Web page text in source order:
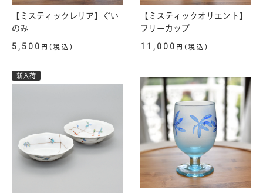
【ミスティックレリア】ぐい
のみ
5,500 円(税込)
【ミスティックオリエント】
フリーカップ
11,000 円(税込)
新入荷